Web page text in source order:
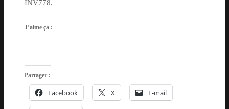
INV778.
J’aime ça :
Partager :
Facebook X E-mail